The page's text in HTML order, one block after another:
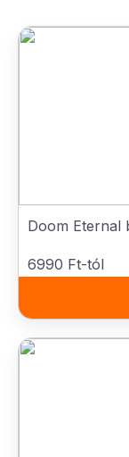
Doom Eternal
6990 Ft-tól